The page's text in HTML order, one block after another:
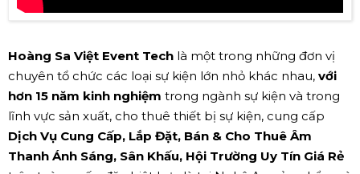
Hoàng Sa Việt Event Tech là một trong những đơn vị
chuyên tổ chức các loại sự kiện lớn nhỏ khác nhau, với
hơn 15 năm kinh nghiệm trong ngành sự kiện và trong
lĩnh vực sản xuất, cho thuê thiết bị sự kiện, cung cấp
Dịch Vụ Cung Cấp, Lắp Đặt, Bán & Cho Thuê Âm
Thanh Ánh Sáng, Sân Khấu, Hội Trường Uy Tín Giá Rẻ